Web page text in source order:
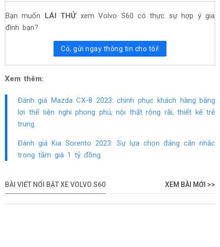
Bạn muốn LÁI THỬxem Volvo S60 có thực sự hợp ý gia
đình bạn?
Có, gửi ngay thông tin cho tôi!
Xem thêm:
Đánh giá Mazda CX-8 2023: chinh phục khách hàng bằng
lợi thế tiện nghi phong phú, nội thất rộng rãi, thiết kế trẻ
trung
Đánh giá Kia Sorento 2023: Sự lựa chọn đáng cân nhắc
trong tầm giá 1 tỷ đồng
BÀI VIẾT NỔI BẬT XE VOLVO S60 XEM BÀI MỚI >>